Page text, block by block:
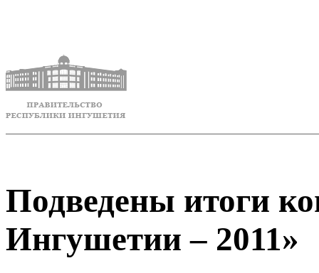
Подведены итоги
Ингушетии – 2011»